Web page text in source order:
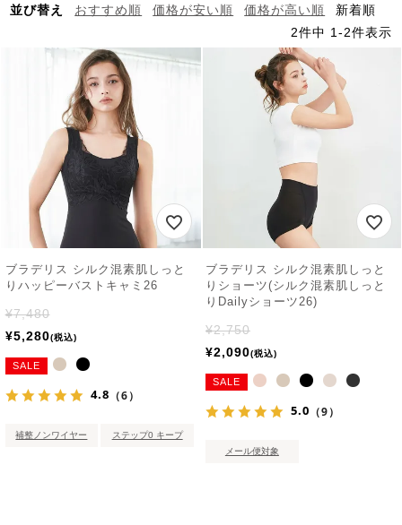
並び替え おすすめ順 価格が安い順 価格が高い順
新着順
2件中 1 -2件表示
ブラデリス シルク混素肌しっと
りハッピーバストキャミ26
¥7,480
¥5,280 税込
SALE
4.8 （6）
補整ノンワイヤー ステップ0 キープ
ブラデリス シルク混素肌しっと
りショーツ(シルク混素肌しっと
りDailyショーツ26)
¥2,750
¥2,090 税込
SALE
5.0 （9）
メール便対象